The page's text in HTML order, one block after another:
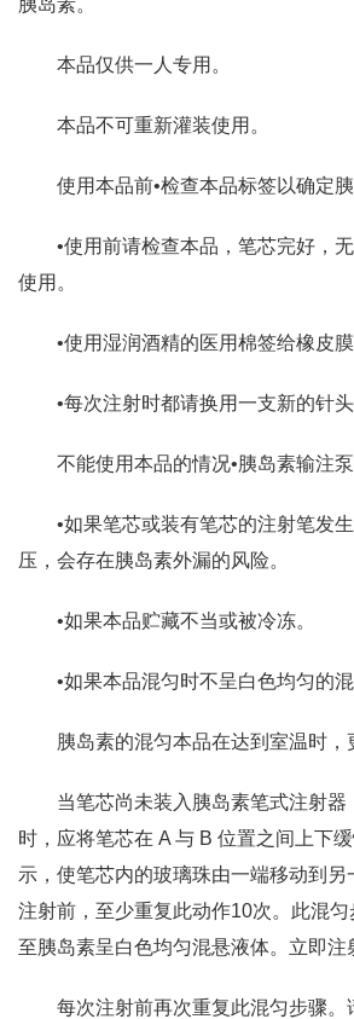
胰岛素。
本品仅供一人专用。
本品不可重新灌装使用。
使用本品前•检查本品标签以确定
•使用前请检查本品，笔芯完好，
使用。
•使用湿润酒精的医用棉签给橡皮膜
•每次注射时都请换用一支新的针头
不能使用本品的情况•胰岛素输注泵
•如果笔芯或装有笔芯的注射笔发
压，会存在胰岛素外漏的风险。
•如果本品贮藏不当或被冷冻。
•如果本品混匀时不呈白色均匀的混
胰岛素的混匀本品在达到室温时，
当笔芯尚未装入胰岛素笔式注射器
时，应将笔芯在 A 与 B 位置之间上下
示，使笔芯内的玻璃珠由一端移动到另
注射前，至少重复此动作10次。此混
至胰岛素呈白色均匀混悬液体。立即注
每次注射前再次重复此混匀步骤。